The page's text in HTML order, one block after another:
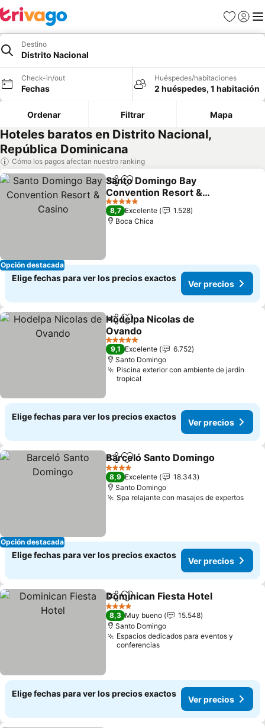
Favoritos
Iniciar
Destino
Distrito Nacional
Check-in/out
Fechas
Huéspedes/habitaciones
2 huéspedes, 1 habitación
Ordenar Filtrar Mapa
Hoteles baratos en Distrito Nacional,
República Dominicana
Cómo los pagos afectan nuestro ranking
Opción destacada
CompartirAgregar a favoritos
Santo Domingo Bay
Convention Resort &
Casino
5 Estrellas
8,7 Excelente
1.528
Boca Chica
Elige fechas para ver los precios exactos
Ver precios
CompartirAgregar a favoritos
Hodelpa Nicolas de
Ovando
5 Estrellas
9,1 Excelente
6.752
Santo Domingo
Piscina exterior con ambiente de jardín
tropical
Elige fechas para ver los precios exactos
Ver precios
Opción destacada
CompartirAgregar a favoritos
Barceló Santo Domingo
4 Estrellas
8,9 Excelente
18.343
Santo Domingo
Spa relajante con masajes de expertos
Elige fechas para ver los precios exactos
Ver precios
CompartirAgregar a favoritos
Dominican Fiesta Hotel
4 Estrellas
8,3 Muy bueno
15.548
Santo Domingo
Espacios dedicados para eventos y
conferencias
Elige fechas para ver los precios exactos
Ver precios